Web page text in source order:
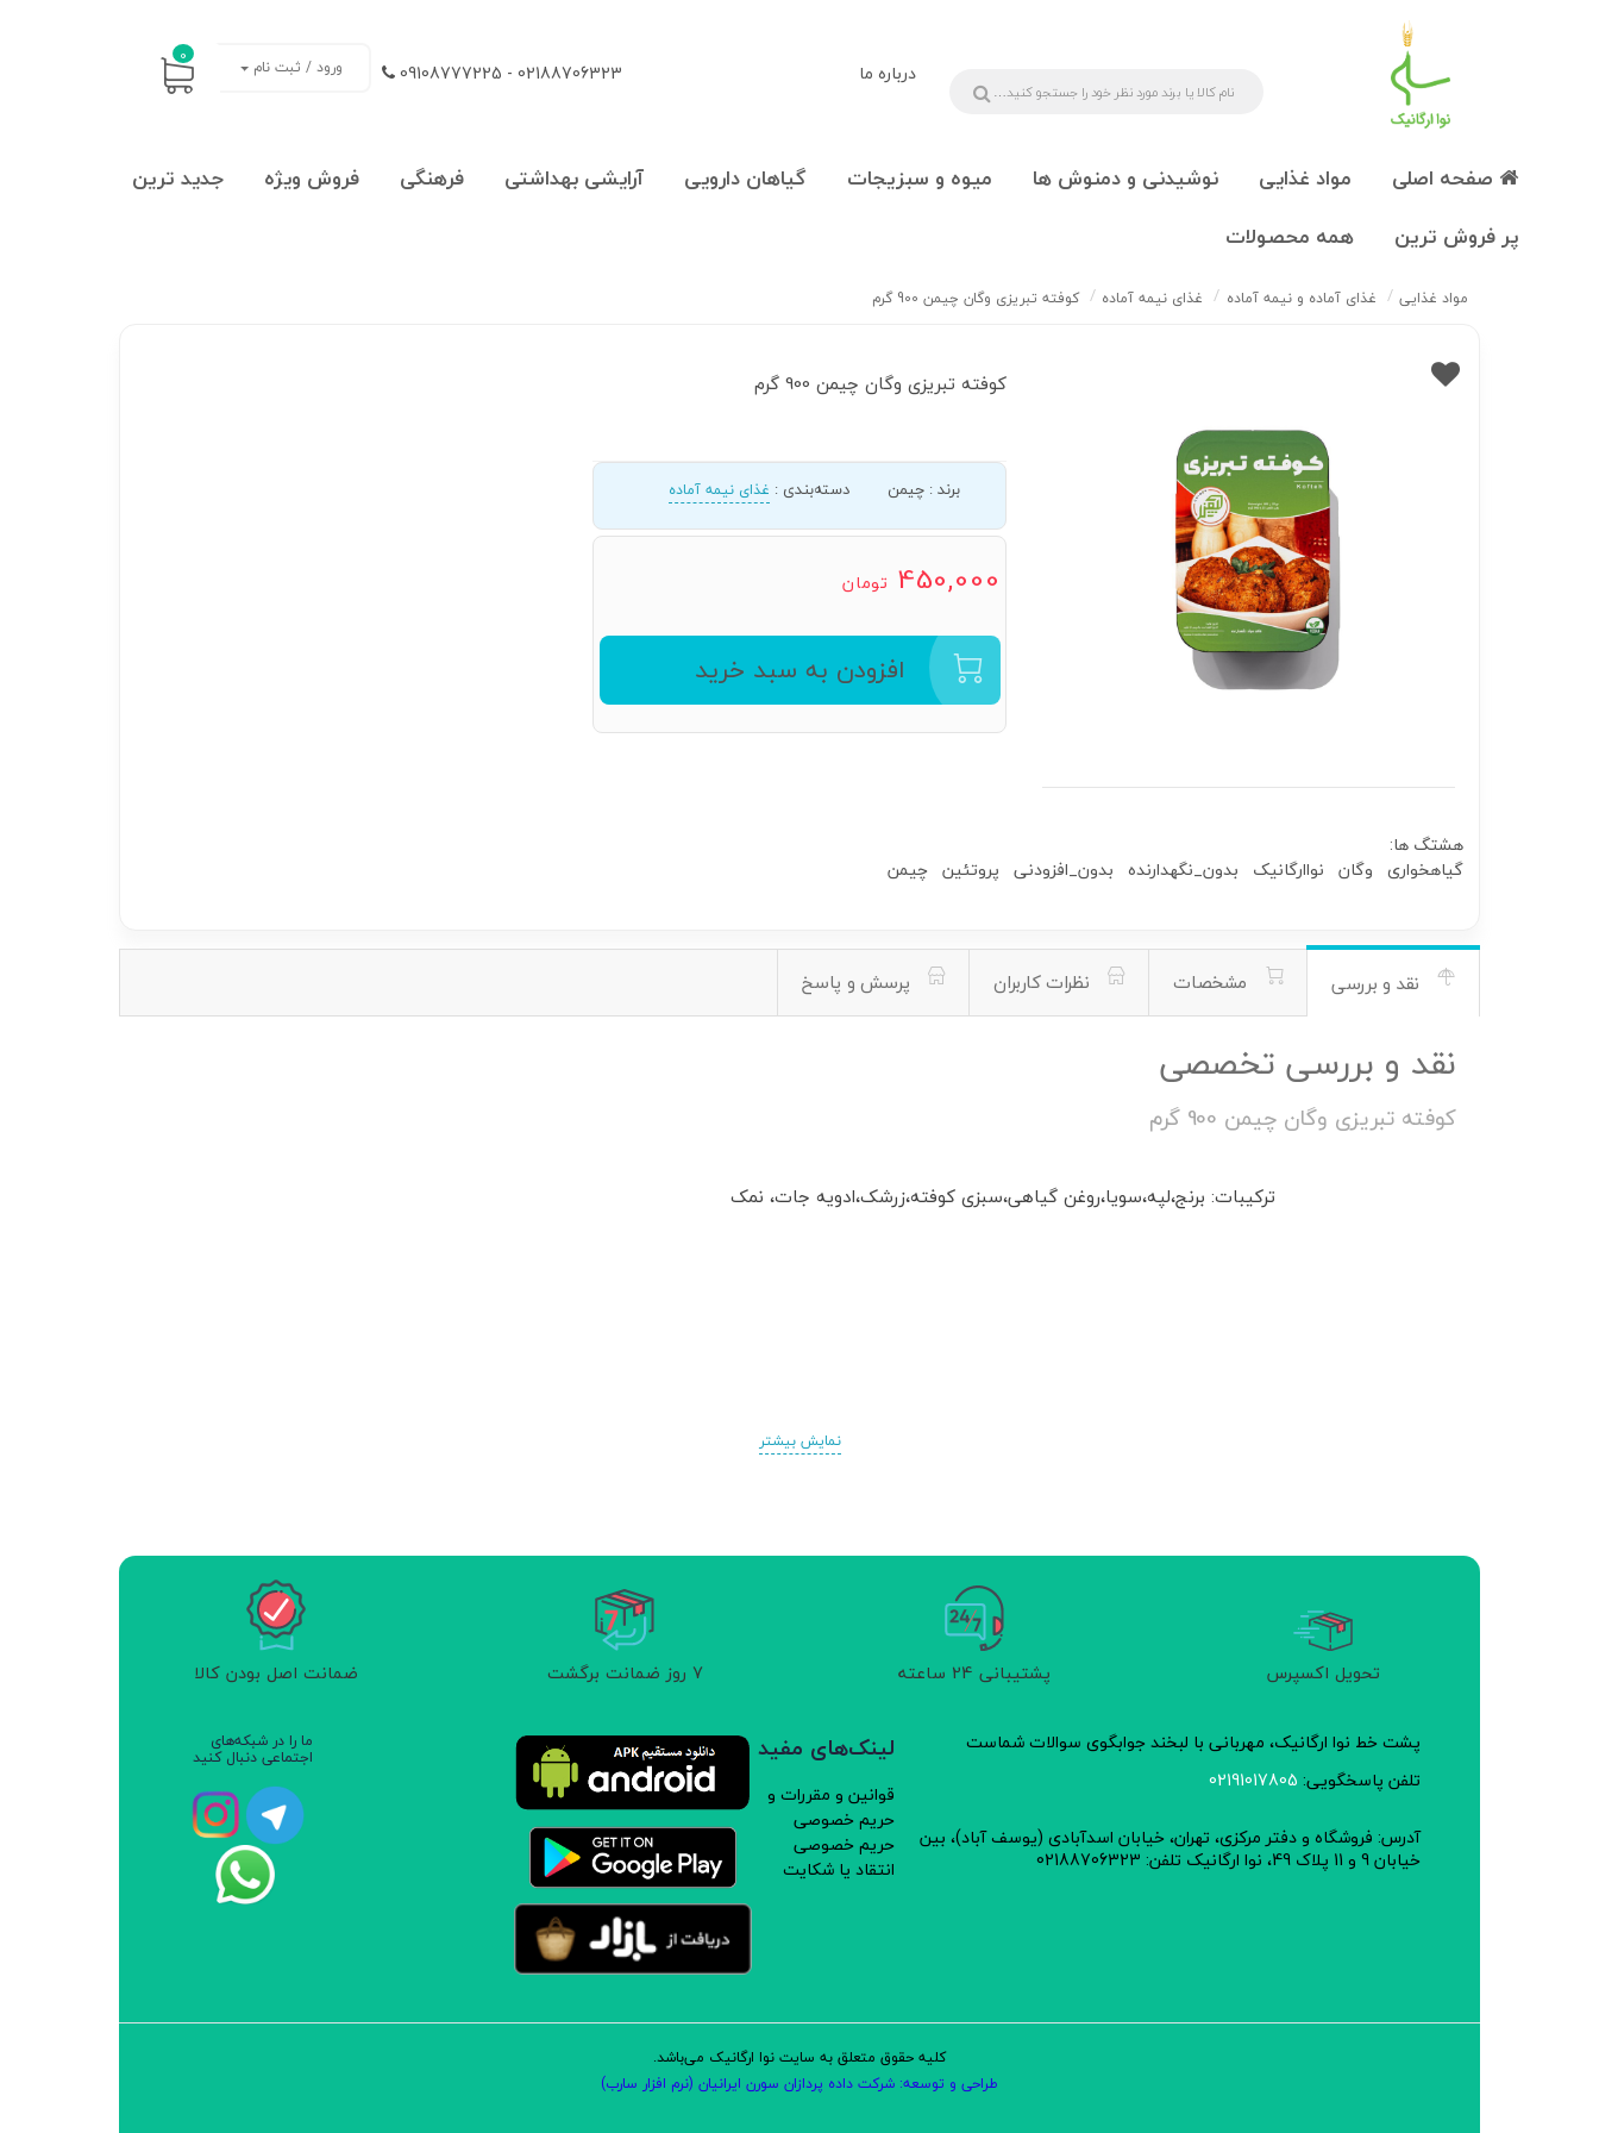
درباره ما 02188706323 - 09108777225 ورود / ثبت نام 0
صفحه اصلی مواد غذایی نوشیدنی و دمنوش ها میوه و سبزیجات گیاهان دارویی آرایشی بهداشتی فرهنگی فروش ویژه
جدید ترین
پر فروش ترین
همه محصولات
مواد غذایی غذای آماده و نیمه آماده غذای نیمه آماده کوفته تبریزی وگان چیمن 900 گرم
کوفته تبریزی وگان چیمن 900 گرم
برند:چیمن دسته‌بندی : غذای نیمه آماده
450,000 تومان
افزودن به سبد خرید
هشتگ ها:
گیاهخواری وگان نواارگانیک بدون_نگهدارنده بدون_افزودنی پروتئین چیمن
نقد و بررسی مشخصات نظرات کاربران پرسش و پاسخ
نقد و بررسی تخصصی
کوفته تبریزی وگان چیمن 900 گرم
ترکیبات: برنج،لپه،سویا،روغن گیاهی،سبزی کوفته،زرشک،ادویه جات، نمک
نمایش بیشتر
تحویل اکسپرس پشتیبانی 24 ساعته 7 روز ضمانت برگشت ضمانت اصل بودن کالا
پشت خط نوا ارگانیک، مهربانی با لبخند جوابگوی سوالات شماست
تلفن پاسخگویی: 02191017805
آدرس: فروشگاه و دفتر مرکزی، تهران، خیابان اسدآبادی (یوسف آباد)، بین
خیابان 9 و 11 پلاک 49، نوا ارگانیک تلفن: 02188706323
لینک‌های مفید
قوانین و مقررات و
حریم خصوصی
حریم خصوصی
انتقاد یا شکایت
ما را در شبکه‌های
اجتماعی دنبال کنید
کلیه حقوق متعلق به سایت نوا ارگانیک می‌باشد.
طراحی و توسعه: شرکت داده پردازان سورن ایرانیان (نرم افزار سارب)